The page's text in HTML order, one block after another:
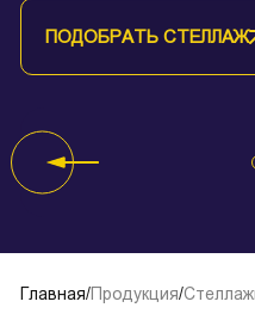
ПОДОБРАТЬ СТЕЛЛАЖ
Главная/Продукция/